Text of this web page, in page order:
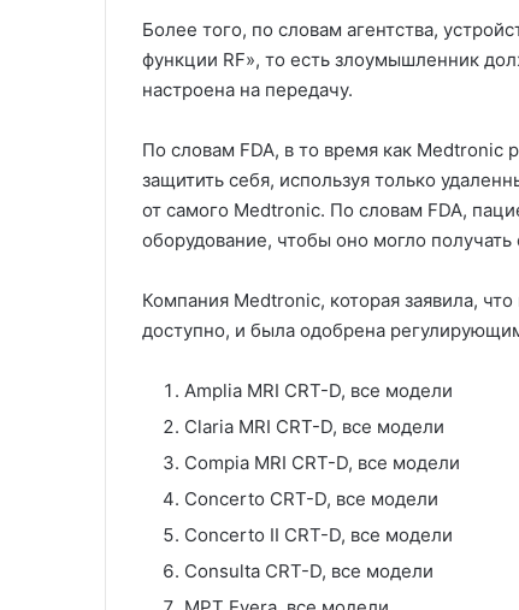
Более того, по словам агентства,
функции RF», то есть злоумышленник
настроена на передачу.
По словам FDA, в то время как Medtronic
защитить себя, используя только
от самого Medtronic. По словам FDA,
оборудование, чтобы оно могло получать
Компания Medtronic, которая заявила,
доступно, и была одобрена
Amplia MRI CRT-D, все модели
Claria MRI CRT-D, все модели
Compia MRI CRT-D, все модели
Concerto CRT-D, все модели
Concerto II CRT-D, все модели
Consulta CRT-D, все модели